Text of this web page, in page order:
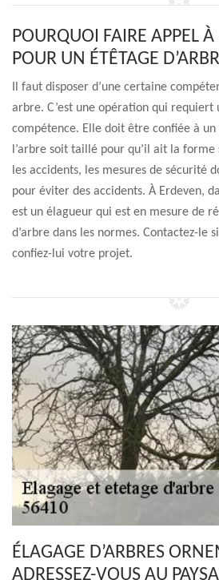
POURQUOI FAIRE APPEL
POUR UN ÉTÊTAGE
Il faut disposer d’une certaine
arbre. C’est une opération qui requiert
compétence. Elle doit être confiée à
l’arbre soit taillé pour qu’il ait la
les accidents, les mesures de sécurité
pour éviter des accidents. À Erdeven,
est un élagueur qui est en mesure de
d’arbre dans les normes. Contactez-le
confiez-lui votre projet.
ÉLAGAGE D’ARBRES
ADRESSEZ-VOUS AU